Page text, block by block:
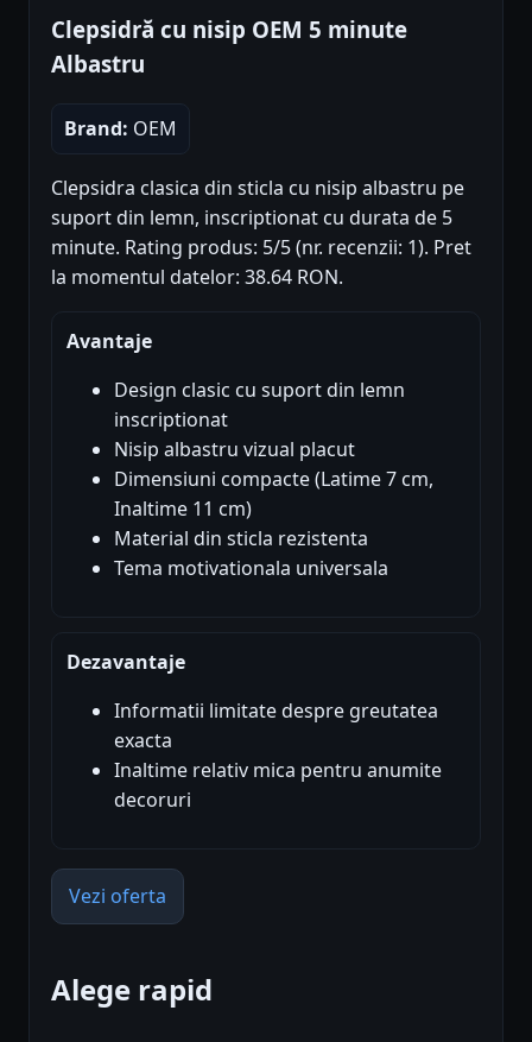
Clepsidră cu nisip OEM 5 minute
Albastru
Brand: OEM
Clepsidra clasica din sticla cu nisip albastru pe
suport din lemn, inscriptionat cu durata de 5
minute. Rating produs: 5/5 (nr. recenzii: 1). Pret
la momentul datelor: 38.64 RON.
Avantaje
Design clasic cu suport din lemn
inscriptionat
Nisip albastru vizual placut
Dimensiuni compacte (Latime 7 cm,
Inaltime 11 cm)
Material din sticla rezistenta
Tema motivationala universala
Dezavantaje
Informatii limitate despre greutatea
exacta
Inaltime relativ mica pentru anumite
decoruri
Vezi oferta
Alege rapid